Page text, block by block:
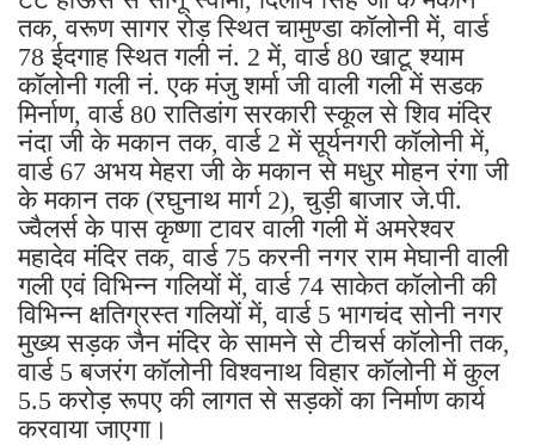
तक, वरूण सागर रोड़ स्थित चामुण्डा कॉलोनी में, वार्ड
78 ईदगाह स्थित गली नं. 2 में, वार्ड 80 खाटू श्याम
कॉलोनी गली नं. एक मंजु शर्मा जी वाली गली में सडक
मिर्नाण, वार्ड 80 रातिडांग सरकारी स्कूल से शिव मंदिर
नंदा जी के मकान तक, वार्ड 2 में सूर्यनगरी कॉलोनी में,
वार्ड 67 अभय मेहरा जी के मकान से मधुर मोहन रंगा जी
के मकान तक (रघुनाथ मार्ग 2), चुड़ी बाजार जे.पी.
ज्वैलर्स के पास कृष्णा टावर वाली गली में अमरेश्वर
महादेव मंदिर तक, वार्ड 75 करनी नगर राम मेघानी वाली
गली एवं विभिन्न गलियों में, वार्ड 74 साकेत कॉलोनी की
विभिन्न क्षतिग्रस्त गलियों में, वार्ड 5 भागचंद सोनी नगर
मुख्य सड़क जैन मंदिर के सामने से टीचर्स कॉलोनी तक,
वार्ड 5 बजरंग कॉलोनी विश्वनाथ विहार कॉलोनी में कुल
5.5 करोड़ रूपए की लागत से सड़कों का निर्माण कार्य
करवाया जाएगा।